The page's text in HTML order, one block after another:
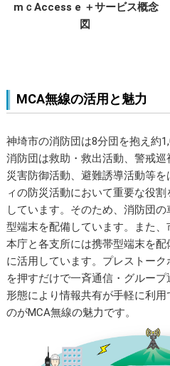
mｃAccess e ＋サービス概念
図
MCA無線の活用と魅力
神埼市の消防団は8分団を抱え約
消防団は救助・救出活動、警戒巡
災害防御活動、避難誘導活動等
ィの防災活動において重要な役割
しています。そのため、消防団
型端末を配備しています。また、
本庁と各支所には携帯型端末を
に活用しています。プレストーク
を押すだけで一斉通信・グルー
形態により情報共有が手軽に利用
のがMCA無線の魅力です。